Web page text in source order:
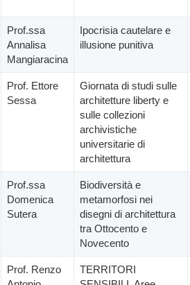
Prof.ssa
Annalisa
Mangiaracina
Ipocrisia cautelare e
illusione punitiva
Prof. Ettore
Sessa
Giornata di studi sulle
architetture liberty e
sulle collezioni
archivistiche
universitarie di
architettura
Prof.ssa
Domenica
Sutera
Biodiversità e
metamorfosi nei
disegni di architettura
tra Ottocento e
Novecento
Prof. Renzo
TERRITORI